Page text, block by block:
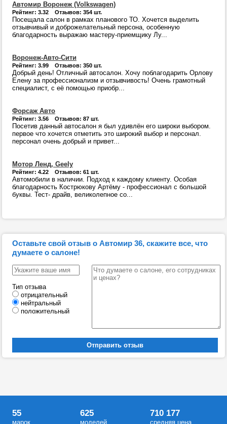
Автомир Воронеж (Volkswagen)
Рейтинг: 3.32 Отзывов: 354 шт.
Посещала салон в рамках планового ТО. Хочется выделить
отзывчивый и доброжелательный персона, особенную
благодарность выражаю мастеру-приемщику Лу...
Воронеж-Авто-Сити
Рейтинг: 3.99 Отзывов: 350 шт.
Добрый день! Отличный автосалон. Хочу поблагодарить Орлову
Елену за профессионализм и отзывчивость! Очень грамотный
специалист, с её помощью приобр...
Форсаж Авто
Рейтинг: 3.56 Отзывов: 87 шт.
Посетив данный автосалон я был удивлён его широки выбором.
первое что хочется отметить это широкий выбор и персонал.
персонал очень добрый и привет...
Мотор Ленд, Geely
Рейтинг: 4.22 Отзывов: 61 шт.
Автомобили в наличии. Подход к каждому клиенту. Особая
благодарность Кострюкову Артёму - профессионал с большой
буквы. Тест- драйв, великолепное со...
Оставьте свой отзыв о Автомир 36, скажите все, что
думаете о салоне!
Тип отзыва
отрицательный
нейтральный
положительный
55
марок
625
моделей
710 177
средняя цена